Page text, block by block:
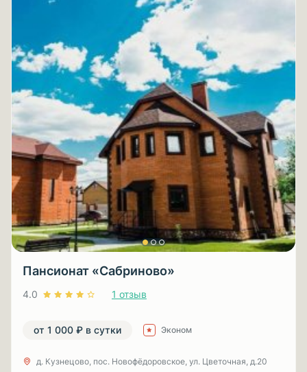
Пансионат «Сабриново»
4.0 1 отзыв
от 1 000 ₽ в сутки Эконом
д. Кузнецово, пос. Новофёдоровское, ул. Цветочная, д.20